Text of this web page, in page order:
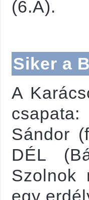
(6.A).
Siker a
A
Sándor
DÉL
Szolnok
egy